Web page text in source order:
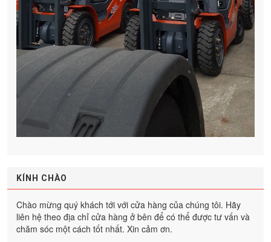
KÍNH CHÀO
Chào mừng quý khách tới với cửa hàng của chúng tôi. Hãy
liên hệ theo địa chỉ cửa hàng ở bên để có thể được tư vấn và
chăm sóc một cách tốt nhất. Xin cảm ơn.